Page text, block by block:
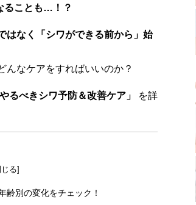
ることも…！？
はなく「シワができる前から」始
んなケアをすればいいのか？
やるべきシワ予防＆改善ケア」
を詳
齢別の変化をチェック！